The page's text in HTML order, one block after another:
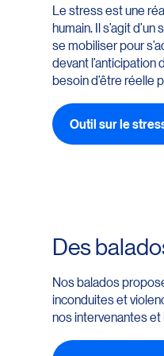
Le stress est une
humain. Il s’agit
se mobiliser pour
devant l’anticipation
besoin d’être réelle
Outil sur le
Des
Nos balados
inconduites et
nos intervenantes